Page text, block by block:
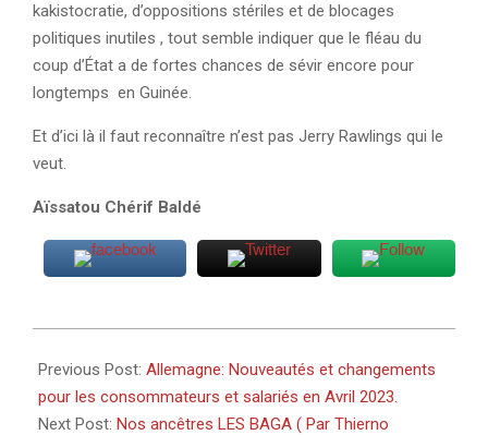
kakistocratie, d’oppositions stériles et de blocages
politiques inutiles , tout semble indiquer que le fléau du
coup d’État a de fortes chances de sévir encore pour
longtemps en Guinée.
Et d’ici là il faut reconnaître n’est pas Jerry Rawlings qui le
veut.
Aïssatou Chérif Baldé
03-
26
Previous Post: Allemagne: Nouveautés et changements
pour les consommateurs et salariés en Avril 2023.
Next Post: Nos ancêtres LES BAGA ( Par Thierno